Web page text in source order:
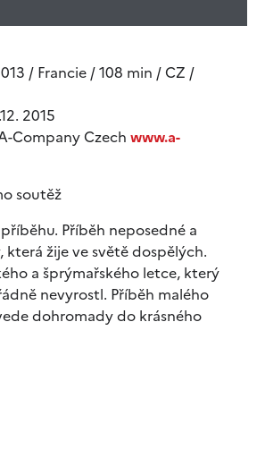
/ Francie / 108 min / CZ /
2015
Company Czech www.a-
soutěž
Příběh neposedné a
která žije ve světě dospělých.
a šprýmařského letce, který
nevyrostl. Příběh malého
dohromady do krásného